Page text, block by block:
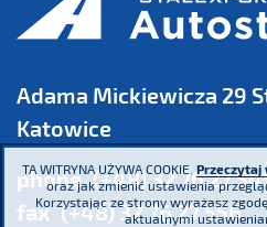
Adama Mickiewicza 29
Katowice
phone (+48) 32 76 27
fax (+48) 32 76 27 556
TA WITRYNA UŻYWA COOKIE.Przeczytaj
oraz jak zmienić ustawienia
Korzystając ze strony wyrażasz
aktualnymi